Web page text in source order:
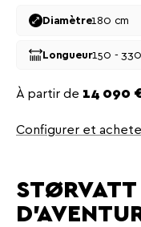
Diamètre180 cm
Longueur150 - 330
Prix
À partir de 14 090
Configurer et
STØRVATT